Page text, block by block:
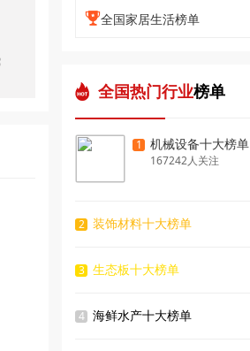
全国家居生活榜单
全国热门行业榜单
1 机械设备十大榜单
167242人关注
2 装饰材料十大榜单
3 生态板十大榜单
4 海鲜水产十大榜单